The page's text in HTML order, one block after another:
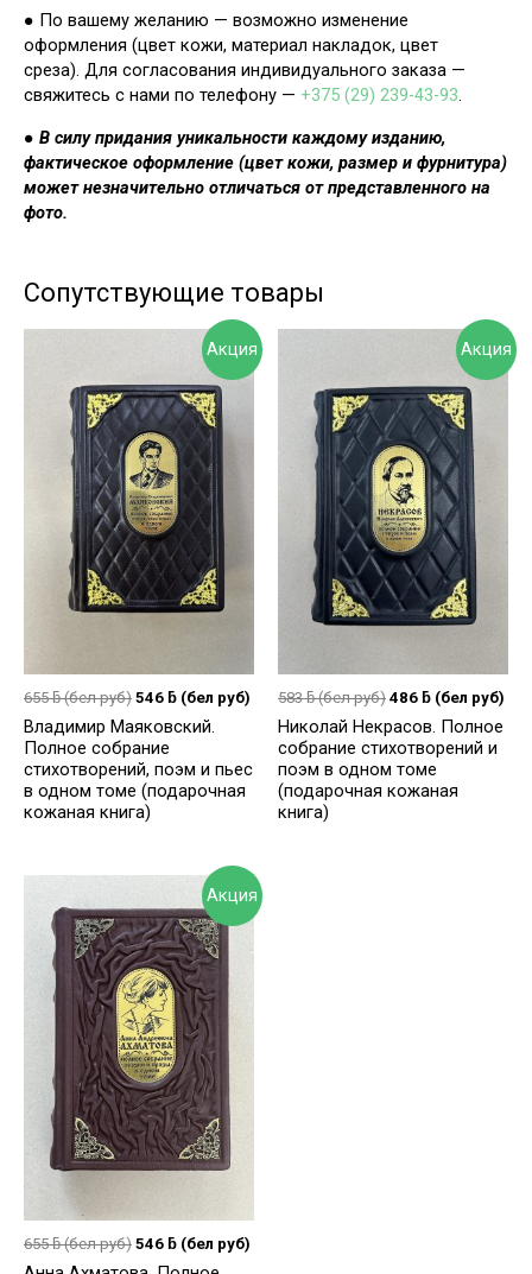
● По вашему желанию — возможно изменение
оформления (цвет кожи, материал накладок, цвет
среза). Для согласования индивидуального заказа —
свяжитесь с нами по телефону — +375 (29) 239-43-93.
● В силу придания уникальности каждому изданию,
фактическое оформление (цвет кожи, размер и фурнитура)
может незначительно отличаться от представленного на
фото.
Сопутствующие товары
Акция
655ƃ(бел руб) 546 ƃ (бел руб)
Владимир Маяковский.
Полное собрание
стихотворений, поэм и пьес
в одном томе (подарочная
кожаная книга)
Акция
583ƃ(бел руб) 486 ƃ (бел руб)
Николай Некрасов. Полное
собрание стихотворений и
поэм в одном томе
(подарочная кожаная
книга)
Акция
655ƃ(бел руб) 546 ƃ (бел руб)